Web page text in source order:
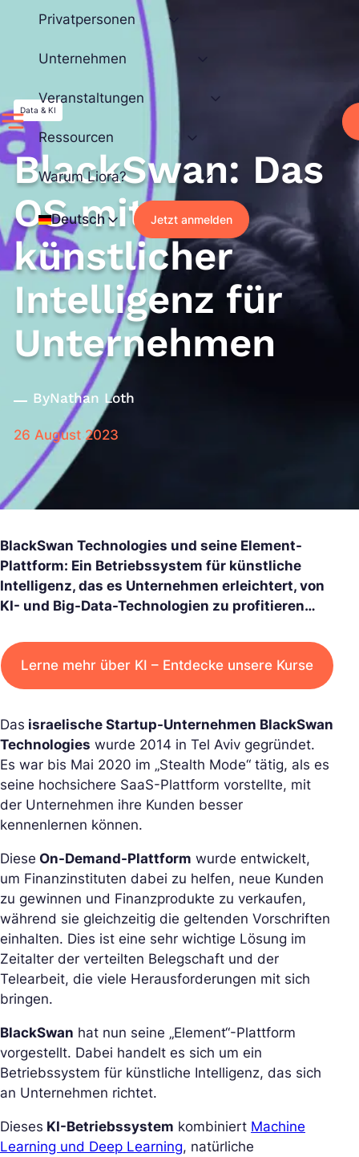
springen
Privatpersonen
Unternehmen
Veranstaltungen
Ressourcen
Warum Liora?
Deutsch Jetzt anmelden
Data & KI
BlackSwan: Das
OS mit
künstlicher
Intelligenz für
Unternehmen
ByNathan Loth
26 August 2023
BlackSwan Technologies und seine Element-
Plattform: Ein Betriebssystem für künstliche
Intelligenz, das es Unternehmen erleichtert, von
KI- und Big-Data-Technologien zu profitieren…
Lerne mehr über KI – Entdecke unsere Kurse
Das israelische Startup-Unternehmen BlackSwan
Technologies wurde 2014 in Tel Aviv gegründet.
Es war bis Mai 2020 im „Stealth Mode“ tätig, als es
seine hochsichere SaaS-Plattform vorstellte, mit
der Unternehmen ihre Kunden besser
kennenlernen können.
Diese On-Demand-Plattform wurde entwickelt,
um Finanzinstituten dabei zu helfen, neue Kunden
zu gewinnen und Finanzprodukte zu verkaufen,
während sie gleichzeitig die geltenden Vorschriften
einhalten. Dies ist eine sehr wichtige Lösung im
Zeitalter der verteilten Belegschaft und der
Telearbeit, die viele Herausforderungen mit sich
bringen.
BlackSwan hat nun seine „Element“-Plattform
vorgestellt. Dabei handelt es sich um ein
Betriebssystem für künstliche Intelligenz, das sich
an Unternehmen richtet.
Dieses KI-Betriebssystem kombiniert Machine
Learning und Deep Learning, natürliche